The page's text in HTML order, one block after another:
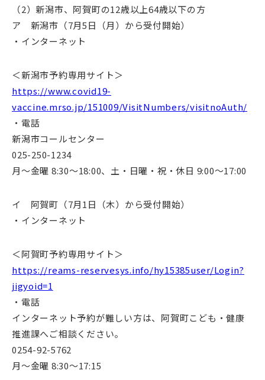
（2）新潟市、阿賀町の12歳以上64歳以下の方
ア 新潟市（7月5日（月）から受付開始）
・インターネット
＜新潟市予約専用サイト＞
https://www.covid19-
vaccine.mrso.jp/151009/VisitNumbers/visitnoAuth/
・電話
新潟市コールセンター
025-250-1234
月～金曜 8:30～18:00、土・日曜・祝・休日 9:00～17:00
イ 阿賀町（7月1日（木）から受付開始）
・インターネット
＜阿賀町予約専用サイト＞
https://reams-reservesys.info/hy15385user/Login?
jigyoid=1
・電話
インターネット予約が難しい方は、阿賀町こども・健康
推進課へご相談ください。
0254-92-5762
月～金曜 8:30～17:15